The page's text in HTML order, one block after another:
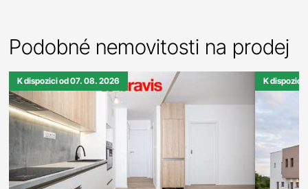
Podobné nemovitosti na prodej
K dispozici od 07. 08. 2026 K dispozici